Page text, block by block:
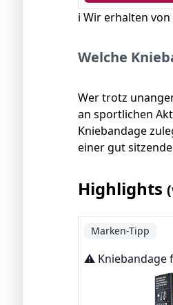
ℹ️ Wir erhalten
Welche
Wer trotz
an sportlichen
Kniebandage
einer gut
Highlights
Marken-Tipp
⚠️ Kniebandage